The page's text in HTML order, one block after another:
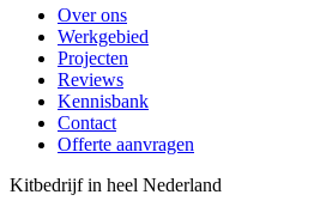
Over ons
Werkgebied
Projecten
Reviews
Kennisbank
Contact
Offerte aanvragen
Kitbedrijf in heel Nederland